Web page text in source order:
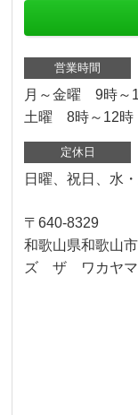
営業時間
月～金曜 9時～
土曜 8時～12時
定休日
日曜、祝日、水
〒640-8329
和歌山県和歌山
ズ ザ ワカヤマ